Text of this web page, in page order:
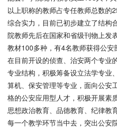
以上职称的教师占专任教师总数的
综合实力，目前已初步建立了结构
院教师先后在国家和省级刊物上发
教材100多种，有4名教师获得公安
在目前开设的侦查、治安两个专业
专业结构，积极筹备设立法学专业
算机、保安管理等专业，面向公安
格的公安应用型人才，积极开展素
思想政治教育、品德教育、纪律教
每一个教学环节当中去，突出公安